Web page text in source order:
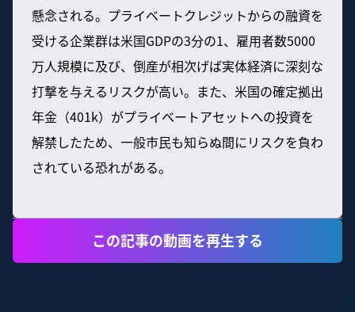
懸念される。プライベートクレジットからの融資を
受ける企業群は米国GDPの3分の1、雇用者数5000
万人規模に及び、倒産が相次げば実体経済に深刻な
打撃を与えるリスクが高い。また、米国の確定拠出
年金（401k）がプライベートアセットへの投資を
解禁したため、一般市民も知らぬ間にリスクを負わ
されている恐れがある。
この記事の動画を再生する